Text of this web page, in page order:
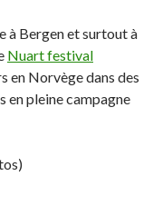
à Bergen et surtout à
Nuart festival
en Norvège dans des
en pleine campagne